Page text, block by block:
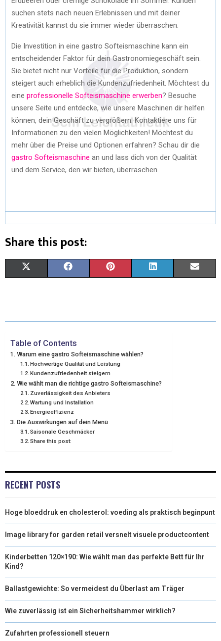
suchen stets nach neuen Erlebnissen und mit deiner
Kreativität kannst du sie immer wieder überraschen.
Die Investition in eine gastro Softeismaschine kann ein
entscheidender Faktor für dein Gastronomiegeschäft sein.
Sie bietet nicht nur Vorteile für die Produktion, sondern
steigert auch erheblich die Kundenzufriedenheit. Möchtest du
eine professionelle Softeismaschine erwerben? Besuche
unsere Seite und entdecke, wie unsere Maschinen dir helfen
können, dein Geschäft zu vergrößern. Kontaktiere uns für
Informationen zu den vielen Möglichkeiten! Möchtest du
mehr über die Preise und Optionen erfahren? Schau dir die
gastro Softeismaschine an und lass dich von der Qualität
und dem Service, den wir bieten, überraschen.
Share this post:
W
T
T
E
R
)
E
O
O
K
T
R
K I
Table of Contents
Warum eine gastro Softeismaschine wählen?
Hochwertige Qualität und Leistung
Kundenzufriedenheit steigern
Wie wählt man die richtige gastro Softeismaschine?
Zuverlässigkeit des Anbieters
Wartung und Installation
Energieeffizienz
Die Auswirkungen auf dein Menü
Saisonale Geschmäcker
Share this post:
RECENT POSTS
Hoge bloeddruk en cholesterol: voeding als praktisch beginpunt
Image library for garden retail versnelt visuele productcontent
Kinderbetten 120×190: Wie wählt man das perfekte Bett für Ihr
Kind?
Ballastgewichte: So vermeidest du Überlast am Träger
Wie zuverlässig ist ein Sicherheitshammer wirklich?
Zufahrten professionell steuern